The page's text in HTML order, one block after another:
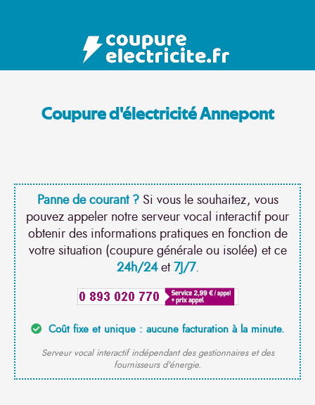
Coupure d'électricité Annepont
Panne de courant ?Si vous le souhaitez, vous
pouvez appeler notre serveur vocal interactif pour
obtenir des informations pratiques en fonction de
votre situation (coupure générale ou isolée) et ce
24h/24et7J/7.
Coût fixe et unique : aucune facturation à la minute.
Serveur vocal interactif indépendant des gestionnaires et des
fournisseurs d'énergie.